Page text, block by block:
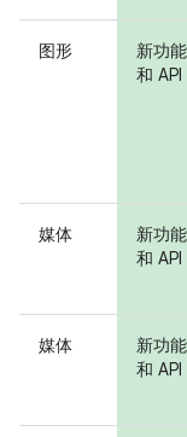
图形
新功能
和 API
媒体
新功能
和 API
媒体
新功能
和 API